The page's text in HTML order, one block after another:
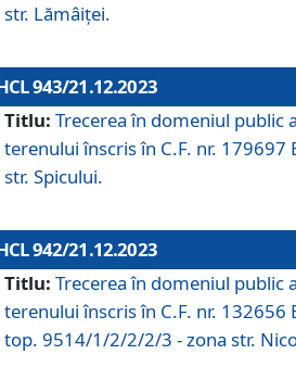
str. Lămâiței.
943/21.12.2023
Titlu: Trecerea în domeniul public
terenului înscris în C.F. nr. 179697
str. Spicului.
942/21.12.2023
Titlu: Trecerea în domeniul public
terenului înscris în C.F. nr. 132656
top. 9514/1/2/2/2/3 - zona str.